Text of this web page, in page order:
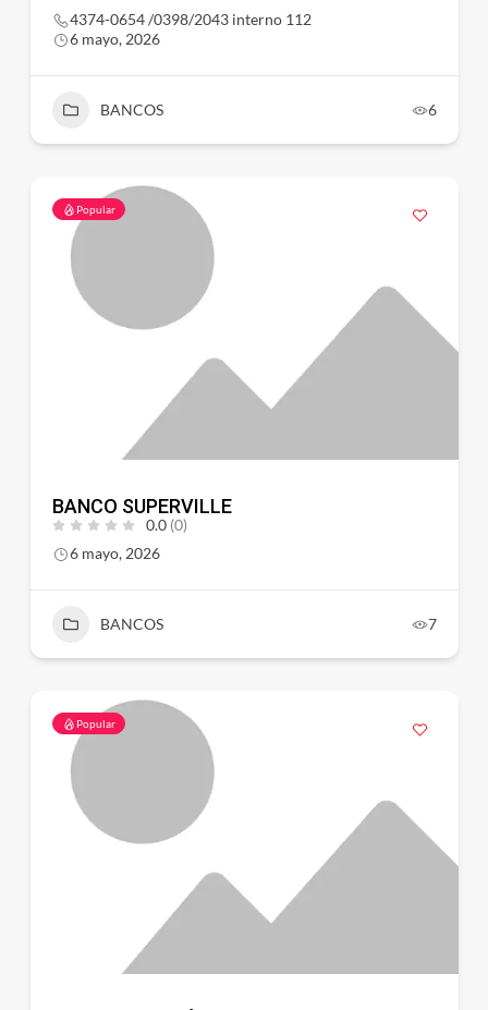
4374-0654 /0398/2043 interno 112
6 mayo, 2026
BANCOS 6
Popular
BANCO SUPERVILLE
0.0 (0)
6 mayo, 2026
BANCOS 7
Popular